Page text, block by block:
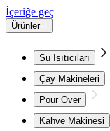
İçeriğe geç
Ürünler
Su Isıtıcıları
Çay Makineleri
Pour Over
Kahve Makinesi